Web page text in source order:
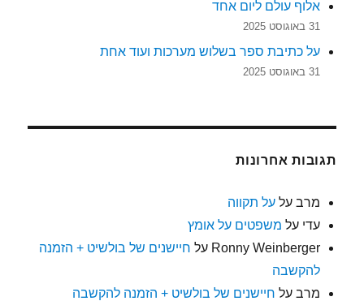
אלוף עולם ליום אחד
31 באוגוסט 2025
על כתיבת ספר בשלוש מערכות ועוד אחת
31 באוגוסט 2025
תגובות אחרונות
מרב עלעל תקווה
עדי על משפטים על אומץ
Ronny Weinberger על חיישנים של בולשיט + הזמנה
להקשבה
מרב על חיישנים של בולשיט + הזמנה להקשבה